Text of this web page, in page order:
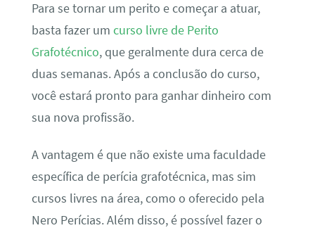
Para se tornar um perito e começar a atuar,
basta fazer um curso livre de Perito
Grafotécnico, que geralmente dura cerca de
duas semanas. Após a conclusão do curso,
você estará pronto para ganhar dinheiro com
sua nova profissão.
A vantagem é que não existe uma faculdade
específica de perícia grafotécnica, mas sim
cursos livres na área, como o oferecido pela
Nero Perícias. Além disso, é possível fazer o